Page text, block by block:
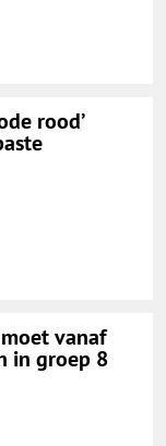
rood’
vanaf
in groep 8